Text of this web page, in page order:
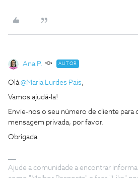
Ana P. AUTOR
Olá@Maria Lurdes Pais,
Vamos ajudá-la!
Envie-nos o seu número de cliente para
mensagem privada, por favor.
Obrigada
Ajude a comunidade a encontrar